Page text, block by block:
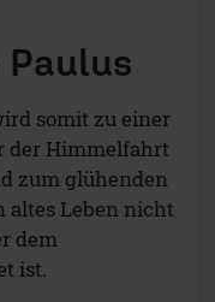
Paulus
somit zu einer
der Himmelfahrt
zum glühenden
altes Leben nicht
dem
ist.